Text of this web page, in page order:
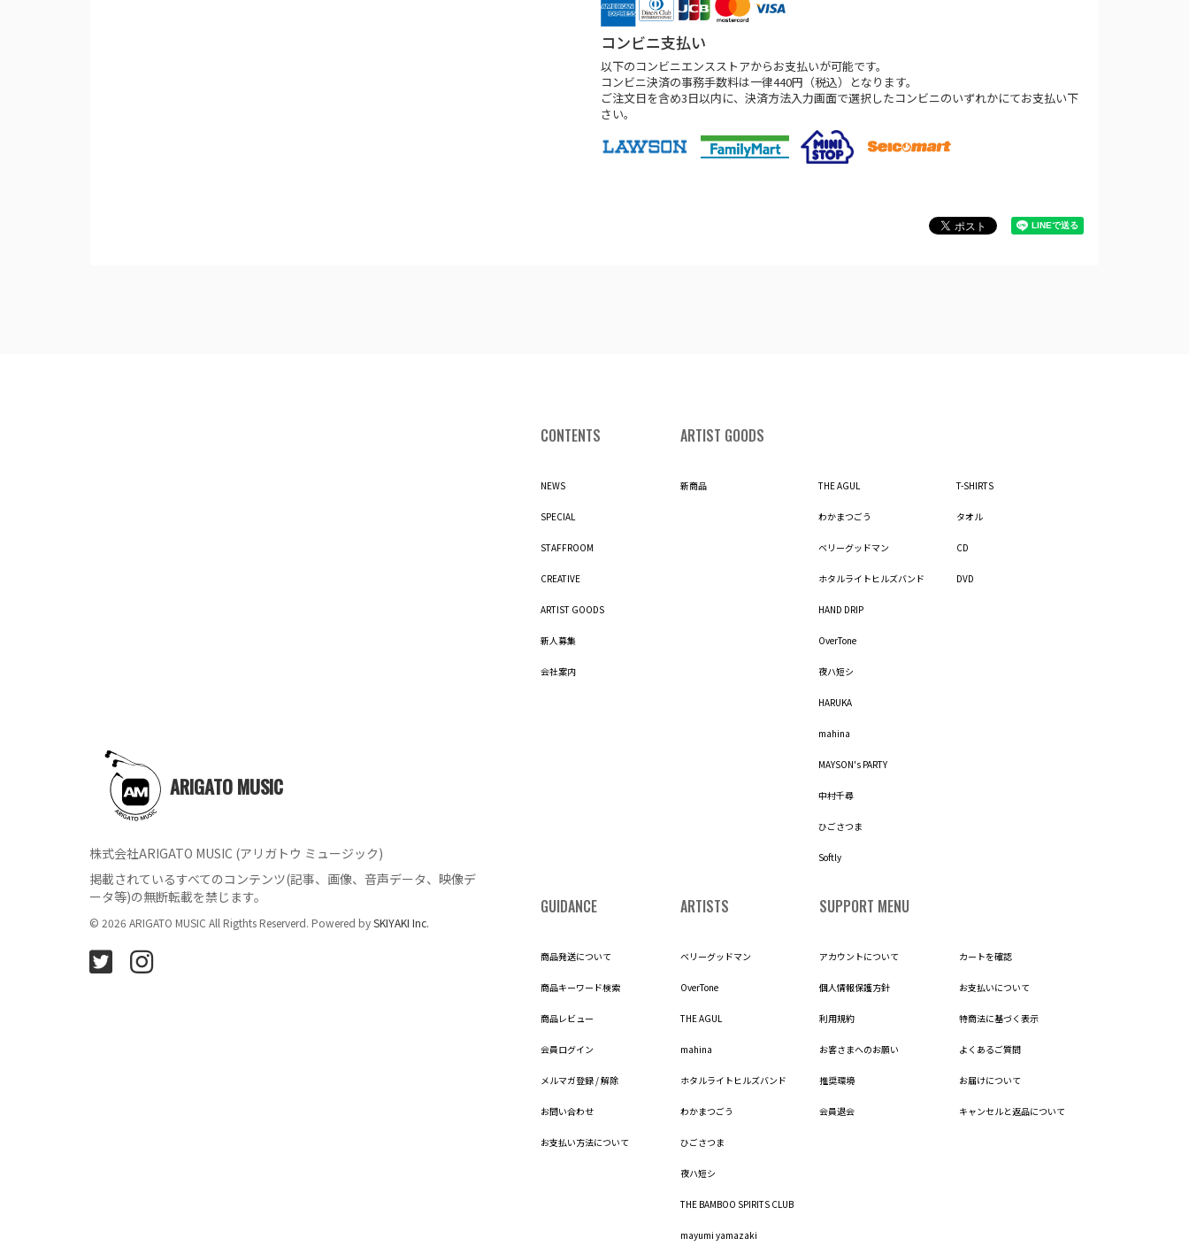
コンビニ支払い
以下のコンビニエンスストアからお支払いが可能です。
コンビニ決済の事務手数料は一律440円（税込）となります。
ご注文日を含め3日以内に、決済方法入力画面で選択したコンビニのいずれかにてお支払い下
さい。
ARIGATO MUSIC
株式会社ARIGATO MUSIC (アリガトウ ミュージック)
掲載されているすべてのコンテンツ(記事、画像、音声データ、映像デ
ータ等)の無断転載を禁じます。
© 2026 ARIGATO MUSIC All Rigthts Reserverd. Powered bySKIYAKI Inc.
CONTENTS
NEWS
SPECIAL
STAFFROOM
CREATIVE
ARTIST GOODS
新人募集
会社案内
ARTIST GOODS
新商品 THE AGUL
わかまつごう
ベリーグッドマン
ホタルライトヒルズバンド
HAND DRIP
OverTone
夜ハ短シ
HARUKA
mahina
MAYSON's PARTY
中村千尋
ひごさつま
Softly
T-SHIRTS
タオル
CD
DVD
GUIDANCE
商品発送について
商品キーワード検索
商品レビュー
会員ログイン
メルマガ登録 / 解除
お問い合わせ
お支払い方法について
ARTISTS
ベリーグッドマン
OverTone
THE AGUL
mahina
ホタルライトヒルズバンド
わかまつごう
ひごさつま
夜ハ短シ
THE BAMBOO SPIRITS CLUB
mayumi yamazaki
SUPPORT MENU
アカウントについて
個人情報保護方針
利用規約
お客さまへのお願い
推奨環境
会員退会
カートを確認
お支払いについて
特商法に基づく表示
よくあるご質問
お届けについて
キャンセルと返品について